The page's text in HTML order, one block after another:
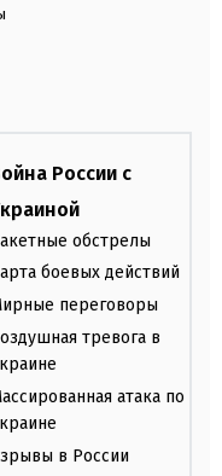
России с
обстрелы
боевых действий
переговоры
тревога в
атака по
в России